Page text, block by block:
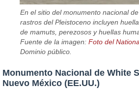
En el sitio del monumento nacional
rastros del Pleistoceno incluyen
de mamuts, perezosos y huellas
Fuente de la imagen:Foto del
Dominio público.
Monumento Nacional de White
Nuevo México (EE.UU.)